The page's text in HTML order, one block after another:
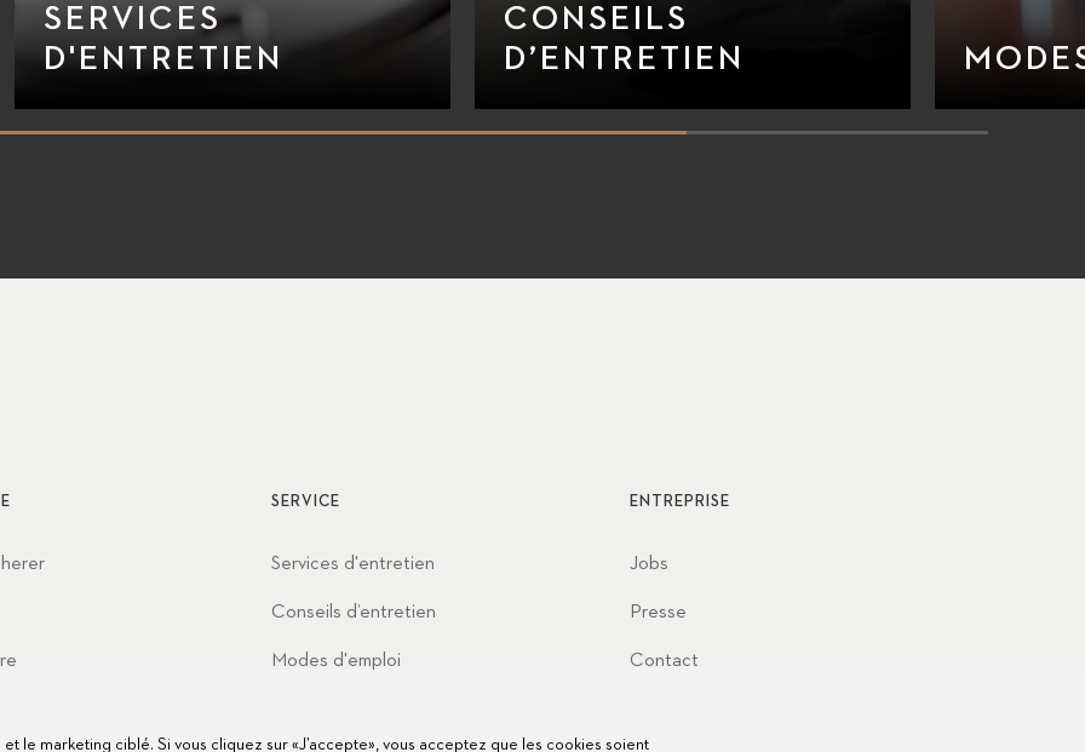
SERVICES
D'ENTRETIEN
CONSEILS
D’ENTRETIEN
SERVICE
Services d'entretien
Conseils d’entretien
Modes d'emploi
ENTREPRISE
Jobs
Presse
Contact
le marketing ciblé. Si vous cliquez sur «J’accepte», vous acceptez que les cookies soient